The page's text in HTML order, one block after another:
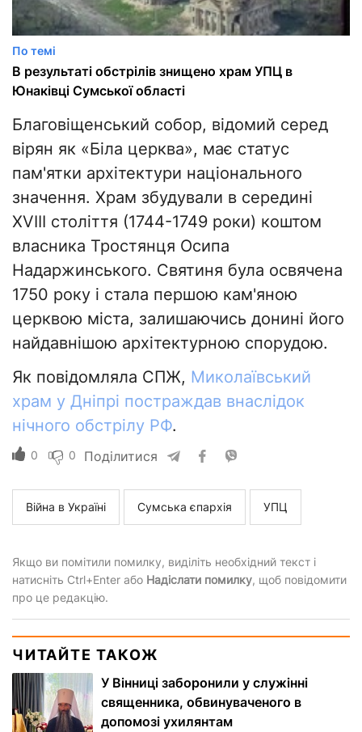
По темі
В результаті обстрілів знищено храм УПЦ в
Юнаківці Сумської області
Благовіщенський собор, відомий серед
вірян як «Біла церква», має статус
пам'ятки архітектури національного
значення. Храм збудували в середині
XVIII століття (1744-1749 роки) коштом
власника Тростянця Осипа
Надаржинського. Святиня була освячена
1750 року і стала першою кам'яною
церквою міста, залишаючись донині його
найдавнішою архітектурною спорудою.
Як повідомляла СПЖ, Миколаївський
храм у Дніпрі постраждав внаслідок
нічного обстрілу РФ.
0 0 Поділитися
Війна в Україні Сумська єпархія УПЦ
Якщо ви помітили помилку, виділіть необхідний текст і
натисніть Ctrl+Enter або Надіслати помилку, щоб повідомити
про це редакцію.
ЧИТАЙТЕ ТАКОЖ
У Вінниці заборонили у служінні
священника, обвинуваченого в
допомозі ухилянтам